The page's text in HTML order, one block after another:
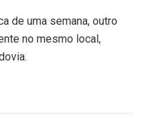
de uma semana, outro
no mesmo local,